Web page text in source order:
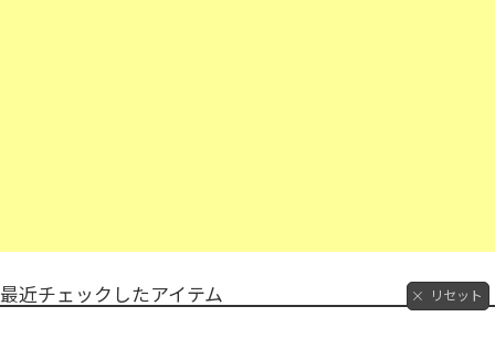
最近チェックしたアイテム リセット